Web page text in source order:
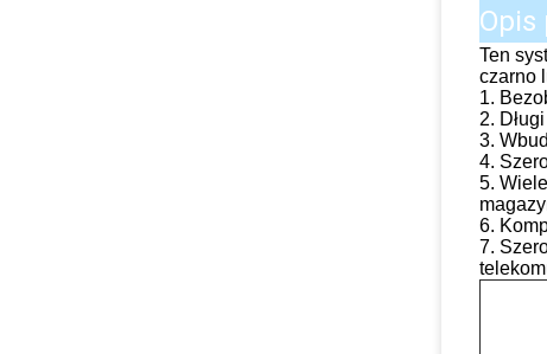
Opis
Ten
czarno
1.
2.
3.
4.
5.
6.
7.